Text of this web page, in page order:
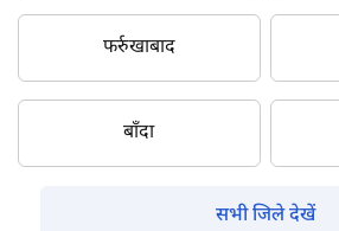
फर्रुखाबाद
बाँदा
सभी जिले देखें